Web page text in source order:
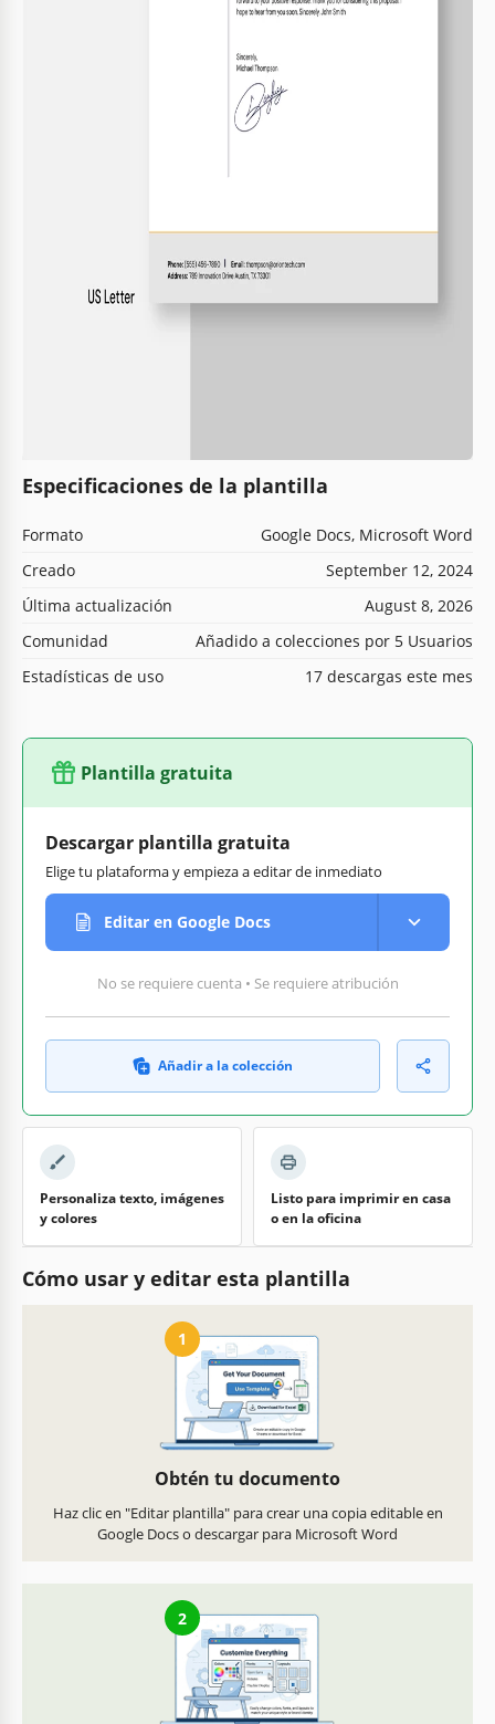
Especificaciones de la plantilla
Formato
Google Docs, Microsoft Word
Creado
September 12, 2024
Última actualización
August 8, 2026
Comunidad
Añadido a colecciones por 5 Usuarios
Estadísticas de uso
17 descargas este mes
Plantilla gratuita
Descargar plantilla gratuita
Elige tu plataforma y empieza a editar de inmediato
Editar en Google Docs
No se requiere cuenta • Se requiere atribución
Añadir a la colección
Personaliza texto, imágenes
y colores
Listo para imprimir en casa
o en la oficina
Cómo usar y editar esta plantilla
1
Obtén tu documento
Haz clic en "Editar plantilla" para crear una copia editable en
Google Docs o descargar para Microsoft Word
2